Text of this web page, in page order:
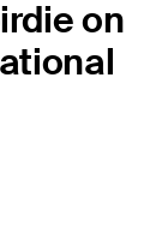
on